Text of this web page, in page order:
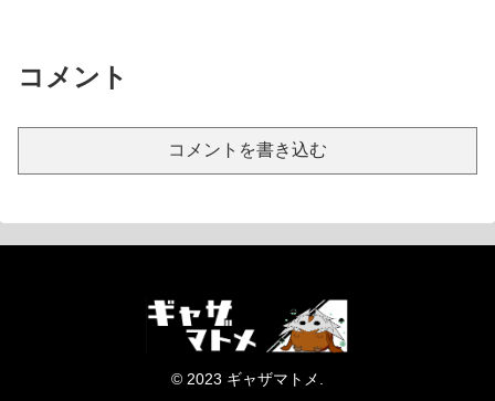
コメント
コメントを書き込む
© 2023 ギャザマトメ.